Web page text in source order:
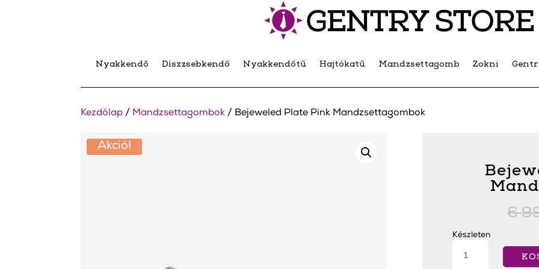
Nyakkendő Díszzsebkendő Nyakkendőtű Hajtókatű Mandzsettagomb Zokni
Kezdőlap / Mandzsettagombok / Bejeweled Plate Pink Mandzsettagombok
Akció!
6
Készleten
Plate